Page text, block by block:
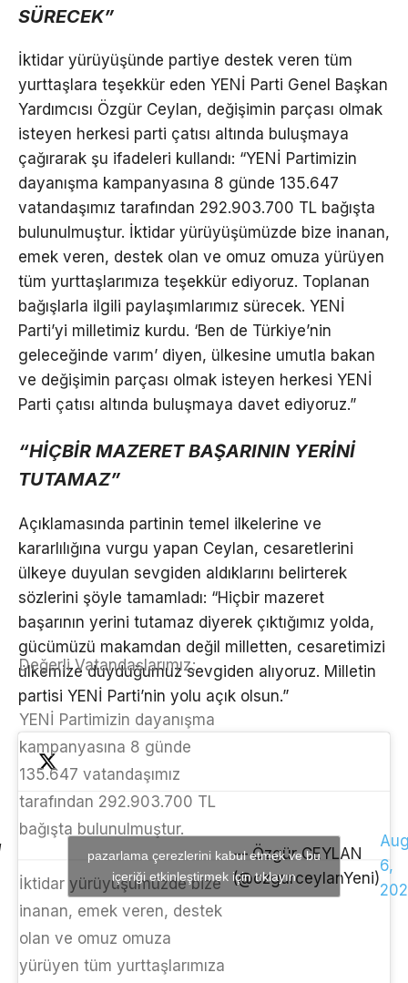
SÜRECEK”
İktidar yürüyüşünde partiye destek veren tüm
yurttaşlara teşekkür eden YENİ Parti Genel Başkan
Yardımcısı Özgür Ceylan, değişimin parçası olmak
isteyen herkesi parti çatısı altında buluşmaya
çağırarak şu ifadeleri kullandı: “YENİ Partimizin
dayanışma kampanyasına 8 günde 135.647
vatandaşımız tarafından 292.903.700 TL bağışta
bulunulmuştur. İktidar yürüyüşümüzde bize inanan,
emek veren, destek olan ve omuz omuza yürüyen
tüm yurttaşlarımıza teşekkür ediyoruz. Toplanan
bağışlarla ilgili paylaşımlarımız sürecek. YENİ
Parti’yi milletimiz kurdu. ‘Ben de Türkiye’nin
geleceğinde varım’ diyen, ülkesine umutla bakan
ve değişimin parçası olmak isteyen herkesi YENİ
Parti çatısı altında buluşmaya davet ediyoruz.”
“HİÇBİR MAZERET BAŞARININ YERİNİ
TUTAMAZ”
Açıklamasında partinin temel ilkelerine ve
kararlılığına vurgu yapan Ceylan, cesaretlerini
ülkeye duyulan sevgiden aldıklarını belirterek
sözlerini şöyle tamamladı: “Hiçbir mazeret
başarının yerini tutamaz diyerek çıktığımız yolda,
gücümüzü makamdan değil milletten, cesaretimizi
ülkemize duyduğumuz sevgiden alıyoruz. Milletin
partisi YENİ Parti’nin yolu açık olsun.”
Değerli Vatandaşlarımız;
YENİ Partimizin dayanışma
kampanyasına 8 günde
135.647 vatandaşımız
tarafından 292.903.700 TL
bağışta bulunulmuştur.
İktidar yürüyüşümüzde bize
inanan, emek veren, destek
olan ve omuz omuza
yürüyen tüm yurttaşlarımıza
— Özgür CEYLAN
(@ozgurceylanYeni)
6,
pazarlama çerezlerini kabul etmek ve bu
içeriği etkinleştirmek için tıklayın